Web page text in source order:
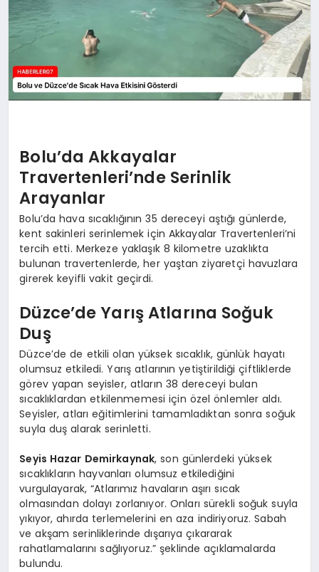
Bolu’da Akkayalar
Travertenleri’nde Serinlik
Arayanlar
Bolu’da hava sıcaklığının 35 dereceyi aştığı günlerde,
kent sakinleri serinlemek için Akkayalar Travertenleri’ni
tercih etti. Merkeze yaklaşık 8 kilometre uzaklıkta
bulunan travertenlerde, her yaştan ziyaretçi havuzlara
girerek keyifli vakit geçirdi.
Düzce’de Yarış Atlarına Soğuk
Duş
Düzce’de de etkili olan yüksek sıcaklık, günlük hayatı
olumsuz etkiledi. Yarış atlarının yetiştirildiği çiftliklerde
görev yapan seyisler, atların 38 dereceyi bulan
sıcaklıklardan etkilenmemesi için özel önlemler aldı.
Seyisler, atları eğitimlerini tamamladıktan sonra soğuk
suyla duş alarak serinletti.
Seyis Hazar Demirkaynak, son günlerdeki yüksek
sıcaklıkların hayvanları olumsuz etkilediğini
vurgulayarak, “Atlarımız havaların aşırı sıcak
olmasından dolayı zorlanıyor. Onları sürekli soğuk suyla
yıkıyor, ahırda terlemelerini en aza indiriyoruz. Sabah
ve akşam serinliklerinde dışarıya çıkararak
rahatlamalarını sağlıyoruz.” şeklinde açıklamalarda
bulundu.